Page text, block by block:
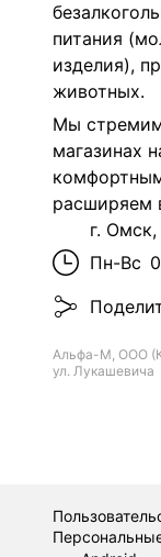
питания
изделия),
животных.
Мы
магазинах
расширяем
г.
Пн-Вс
Альфа-М, ООО
ул. Лукашевича